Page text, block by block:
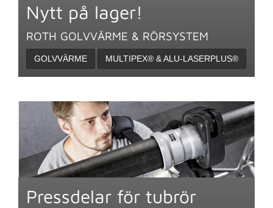
Nytt på lager!
ROTH GOLVVÄRME & RÖRSYSTEM
GOLVVÄRME MULTIPEX® & ALU-LASERPLUS®
Pressdelar för tubrör